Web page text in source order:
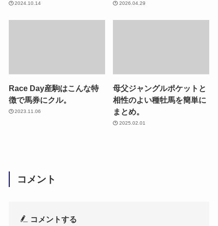
2024.10.14 2026.04.29
Race Day産駒はこんな特
徴で馬券にクル。
2023.11.06
母父ジャングルポケットと
相性のよい種牡馬を簡単に
まとめ。
2025.02.01
コメント
コメントする